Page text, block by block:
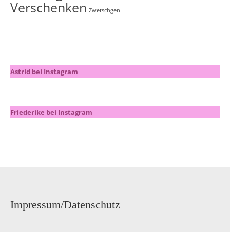
Verschenken Zwetschgen
Astrid bei Instagram
Friederike bei Instagram
Impressum/Datenschutz